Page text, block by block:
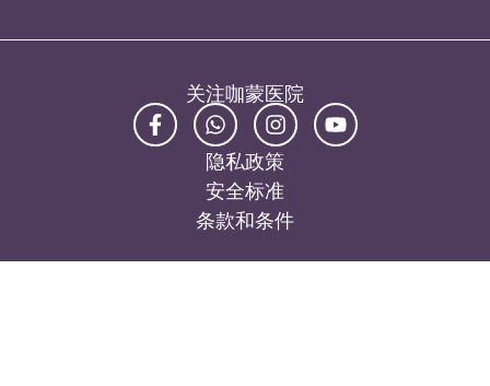
关注咖蒙医院
隐私政策
安全标准
条款和条件